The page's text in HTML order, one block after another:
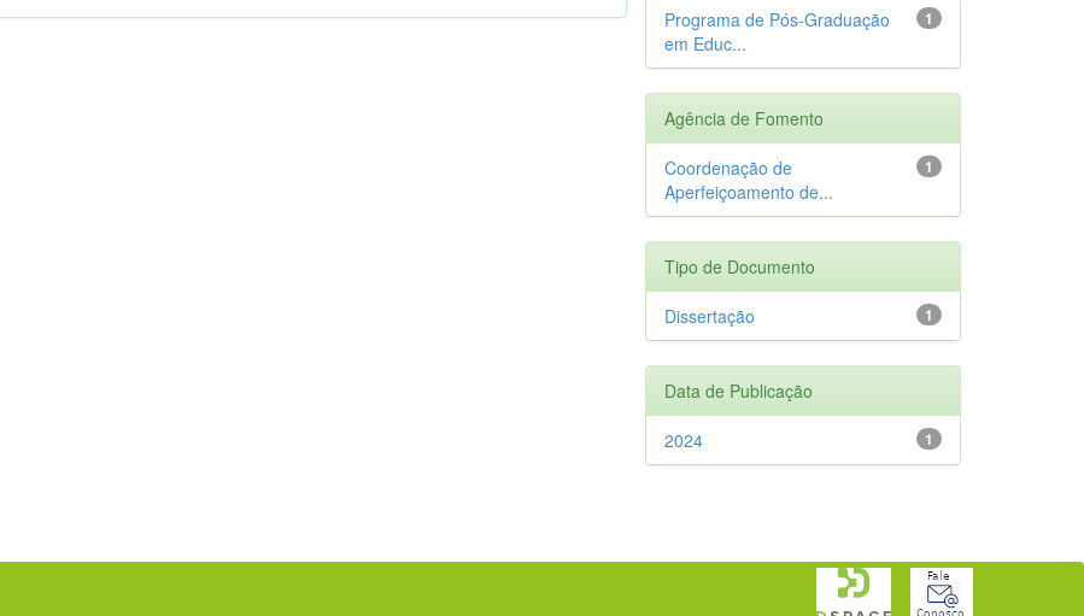
1
Programa de Pós-Graduação
em Educ...
Agência de Fomento
1
Coordenação de
Aperfeiçoamento de...
Tipo de Documento
1
Dissertação
Data de Publicação
1
2024